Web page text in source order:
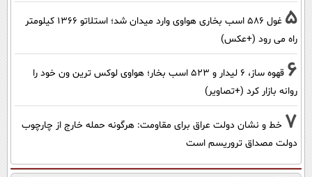
5
غول 586 اسب بخاری هواوی وارد میدان شد؛ استلاتو 1366 کیلومتر
راه می رود (+عکس)
6
قهوه ساز، 6 لیدار و 523 اسب بخار؛ هواوی لوکس ترین ون خود را
روانه بازار کرد (+تصاویر)
7 خط و نشان دولت عراق برای مقاومت: هرگونه حمله خارج از چارچوب
دولت مصداق تروریسم است